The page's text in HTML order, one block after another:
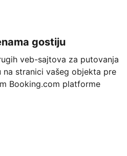
gostiju
veb-sajtova za putovanja
stranici vašeg objekta pre
Booking.com platforme